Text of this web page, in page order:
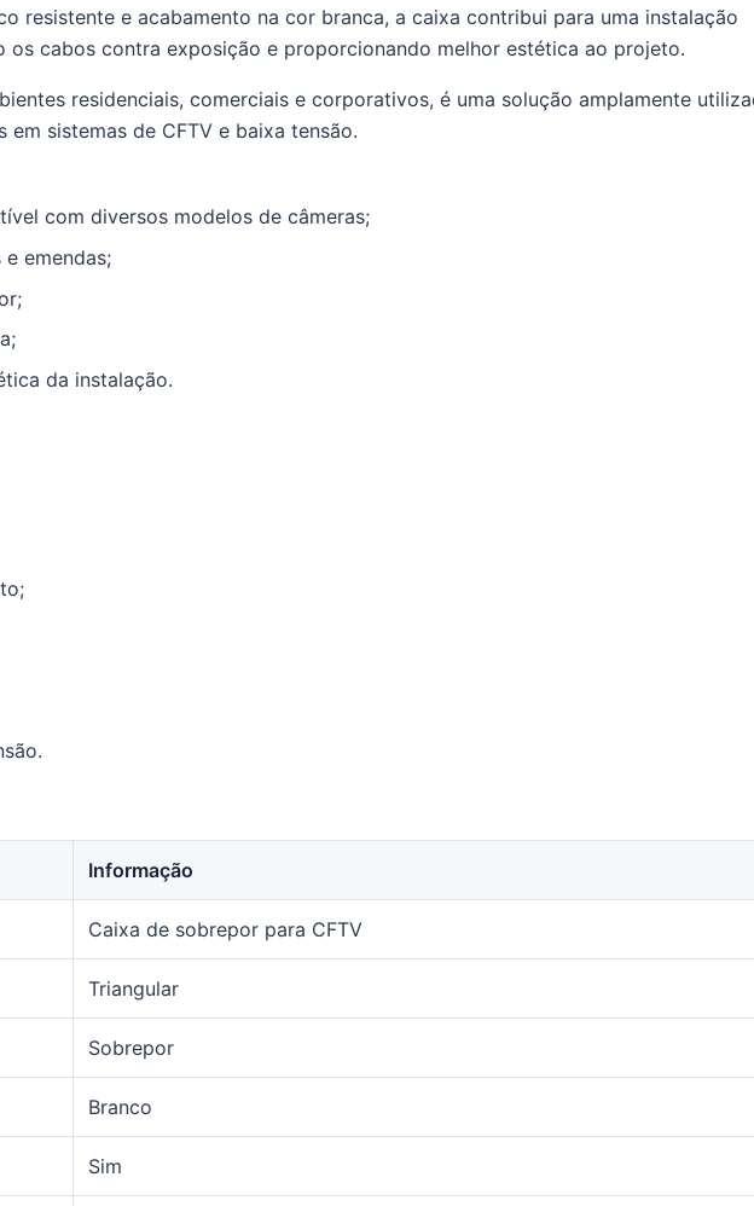
resistente e acabamento na cor branca, a caixa contribui para uma instalação
os cabos contra exposição e proporcionando melhor estética ao projeto.
residenciais, comerciais e corporativos, é uma solução amplamente
sistemas de CFTV e baixa tensão.
com diversos modelos de câmeras;
emendas;
da instalação.
Informação
Caixa de sobrepor para CFTV
Triangular
Sobrepor
Branco
Sim